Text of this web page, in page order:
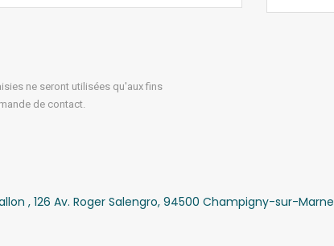
ne seront utilisées qu'aux fins
de contact.
, 126 Av. Roger Salengro, 94500 Champigny-sur-Marne